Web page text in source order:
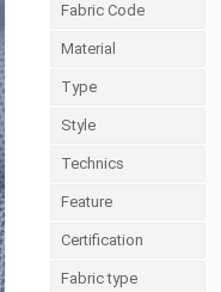
Fabric Code
Material
Type
Style
Technics
Feature
Certification
Fabric type